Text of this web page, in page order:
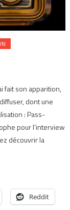
fait son apparition,
dont une
: Pass-
pour l’interview
découvrir la
Reddit